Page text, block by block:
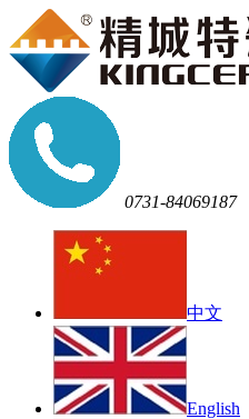
0731-84069187
中文
English